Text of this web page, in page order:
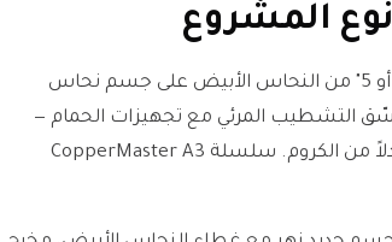
المشروع
غرف الضيوف الفندقية وحمامات المرفقات: غطاء مربع 4" أو 5" من النحاس الأبيض على جسم نحاس
يجب أن ينسّق التشطيب المرئي مع تجهيزات الحمام —
عادةً النحاس الأبيض المصقول لامع أو المصقول مطفي بدلاً من الكروم. سلسلة CopperMaster A3